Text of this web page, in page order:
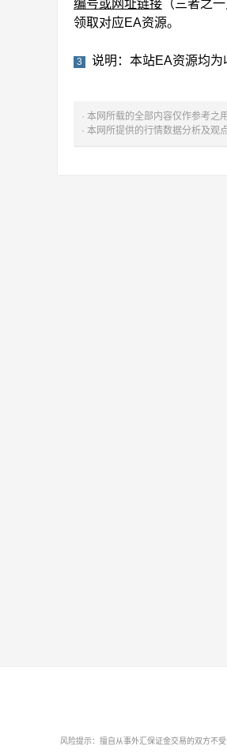
编号或网址链接 （三者之
领取对应EA资源。
3 说明：本站EA资源均为
· 本网所载的全部内容仅作参考之
· 本网所提供的行情数据分析及观
风险提示：擅自从事外汇保证金交易的双方不